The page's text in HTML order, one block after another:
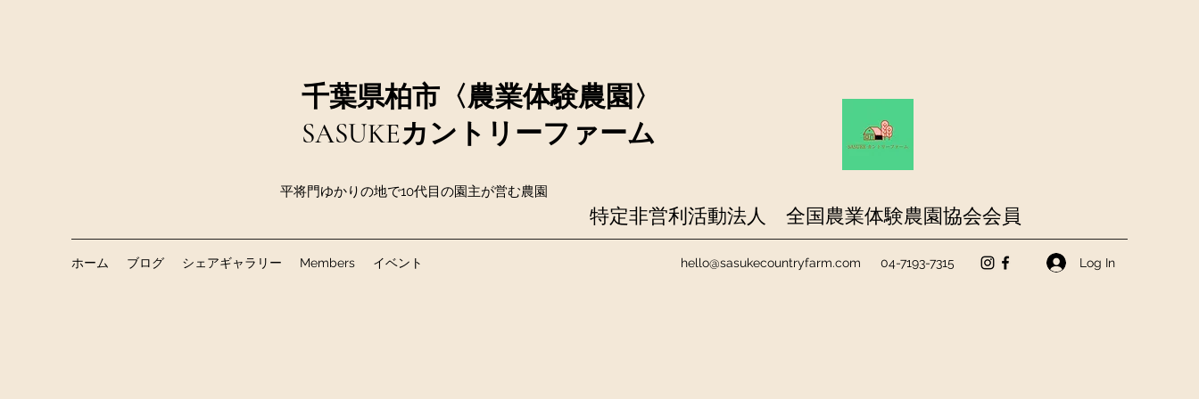
ホーム ブログ シェアギャラリー Members イベント hello@sasukecountryfarm.com 04-7193-7315 Log In
​特定非営利活動法人 全国農業体験農園協会会員
千葉県柏市〈農業体験農園〉
SASUKEカントリーファーム
平将門ゆかりの地で10代目の園主が営む農園